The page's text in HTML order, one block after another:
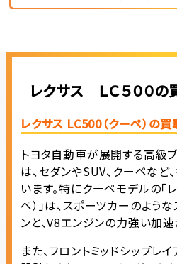
レクサス ＬＣ５００の
レクサス LC500（クーペ）の
トヨタ自動車が展開する高級
は、セダンやSUV、クーペな
います。特にクーペモデルの「
ペ）」は、スポーツカーのよう
ンと、V8エンジンの力強い加
また、フロントミッドシップレ